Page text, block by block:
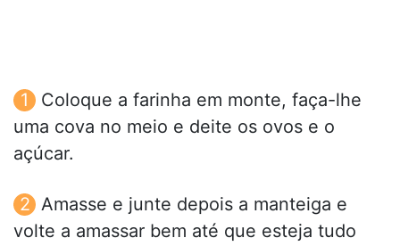
Coloque a farinha em monte, faça-lhe
uma cova no meio e deite os ovos e o
açúcar.
Amasse e junte depois a manteiga e
volte a amassar bem até que esteja tudo